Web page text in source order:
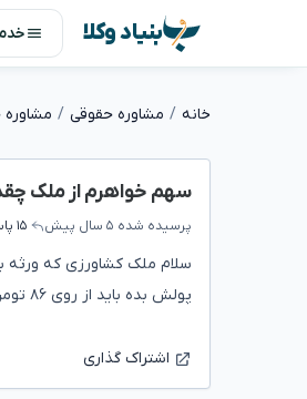
بنیاد وکلا
خانه مشاوره حقوقی
سهم خواهرم از ملک
پرسیده شده ۵ سال پیش ۱۵ پاسخ
پولش بده باید از روی ۸۶ تومن بسنجه یا به قیمت امروز ملک؟
اشتراک گذاری